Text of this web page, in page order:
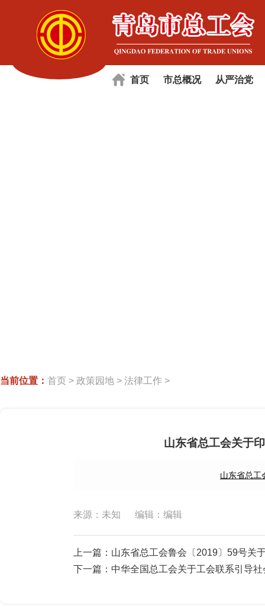
首页 市总概况 从严治党
当前位置： 首页 > 政策园地 > 法律工作 >
山东省总工会关于
山东省总工
来源：未知 编辑：编辑
上一篇： 山东省总工会鲁会〔2019〕59号关
下一篇： 中华全国总工会关于工会联系引导